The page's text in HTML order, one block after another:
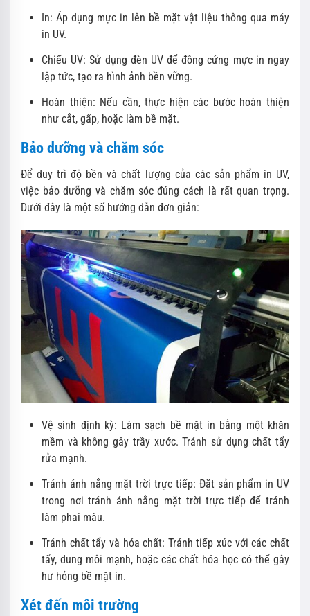
In: Áp dụng mực in lên bề mặt vật liệu thông qua máy
in UV.
Chiếu UV: Sử dụng đèn UV để đông cứng mực in ngay
lập tức, tạo ra hình ảnh bền vững.
Hoàn thiện: Nếu cần, thực hiện các bước hoàn thiện
như cắt, gấp, hoặc làm bề mặt.
Bảo dưỡng và chăm sóc
Để duy trì độ bền và chất lượng của các sản phẩm in UV,
việc bảo dưỡng và chăm sóc đúng cách là rất quan trọng.
Dưới đây là một số hướng dẫn đơn giản:
Vệ sinh định kỳ: Làm sạch bề mặt in bằng một khăn
mềm và không gây trầy xước. Tránh sử dụng chất tẩy
rửa mạnh.
Tránh ánh nắng mặt trời trực tiếp: Đặt sản phẩm in UV
trong nơi tránh ánh nắng mặt trời trực tiếp để tránh
làm phai màu.
Tránh chất tẩy và hóa chất: Tránh tiếp xúc với các chất
tẩy, dung môi mạnh, hoặc các chất hóa học có thể gây
hư hỏng bề mặt in.
Xét đến môi trường